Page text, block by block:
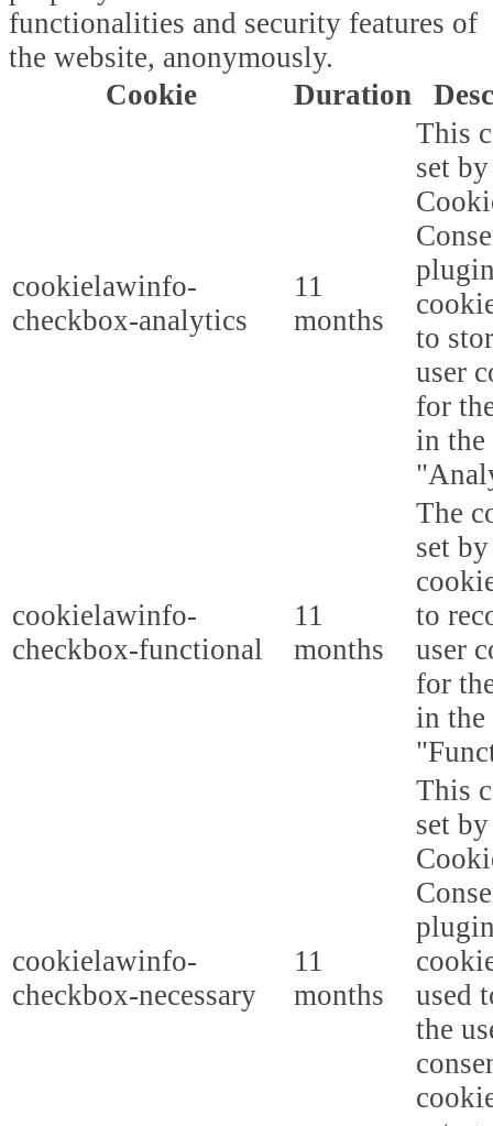
functionalities and security features of
the website, anonymously.
Cookie
Duration
cookielawinfo-
checkbox-analytics
11
months
This
set
to
user
for
in the
cookielawinfo-
checkbox-functional
11
months
The
set
to
user
for
in the
cookielawinfo-
checkbox-necessary
11
months
This
set
used
the